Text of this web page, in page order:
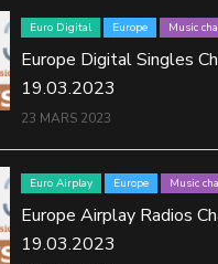
Euro Digital Europe Music
Europe Digital Singles
19.03.2023
23 MARS 2023
Euro Airplay Europe Music
Europe Airplay Radios
19.03.2023